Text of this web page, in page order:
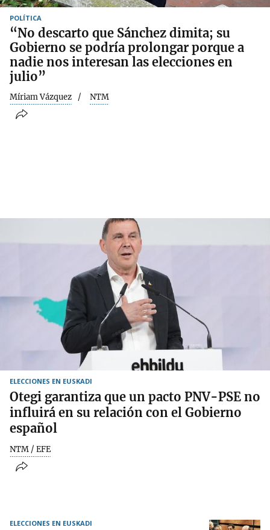
POLÍTICA
“No descarto que Sánchez dimita; su
Gobierno se podría prolongar porque a
nadie nos interesan las elecciones en
julio”
Míriam Vázquez NTM
ELECCIONES EN EUSKADI
Otegi garantiza que un pacto PNV-PSE no
influirá en su relación con el Gobierno
español
NTM / EFE
ELECCIONES EN EUSKADI